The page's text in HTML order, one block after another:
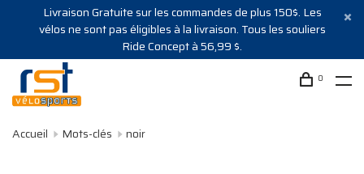
Livraison Gratuite sur les commandes de plus 150$. Les
vélos ne sont pas éligibles à la livraison. Tous les souliers
Ride Concept à 56,99 $.
0
Accueil Mots-clés noir